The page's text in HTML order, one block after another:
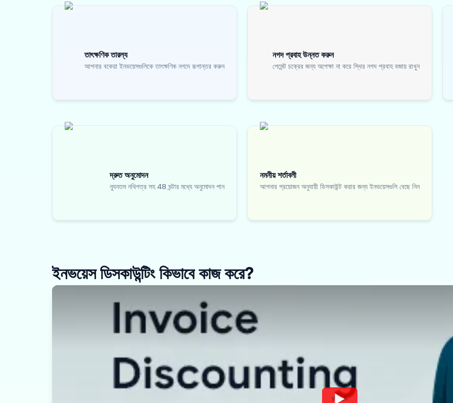
তাৎক্ষণিক তারল্য
আপনার বকেয়া ইনভয়েসগুলিকে তাৎক্ষণিক নগদে রূপান্তর করুন
নগদ প্রবাহ উন্নত করুন
পেমেন্ট চক্রের জন্য অপেক্ষা না করে স্থির নগদ প্রবাহ বজায় রাখুন
দ্রুত অনুমোদন
ন্যূনতম নথিপত্র সহ 48 ঘন্টার মধ্যে অনুমোদন পান
নমনীয় শর্তাবলী
আপনার প্রয়োজন অনুযায়ী ডিসকাউন্ট করার জন্য ইনভয়েসগুলি বেছে নিন
ইনভয়েস ডিসকাউন্টিং কিভাবে কাজ করে?
Watch